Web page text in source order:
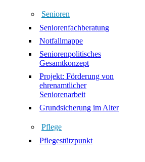
Senioren
Seniorenfachberatung
Notfallmappe
Seniorenpolitisches
Gesamtkonzept
Projekt: Förderung von
ehrenamtlicher
Seniorenarbeit
Grundsicherung im Alter
Pflege
Pflegestützpunkt